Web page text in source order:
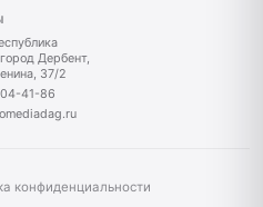
Дербент,
37/2
41-86
конфиденциальности